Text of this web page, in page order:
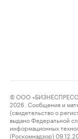
© ООО
2026. Сообщения и
(свидетельство о
выдано Федеральной
информационных
(Роскомнадзор)